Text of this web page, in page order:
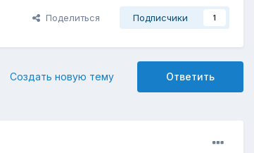
Поделиться Подписчики 1
Ответить
Создать новую тему